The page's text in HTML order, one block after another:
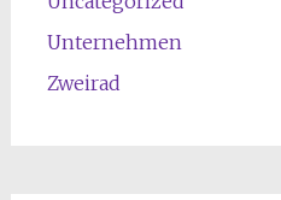
Unternehmen
Zweirad